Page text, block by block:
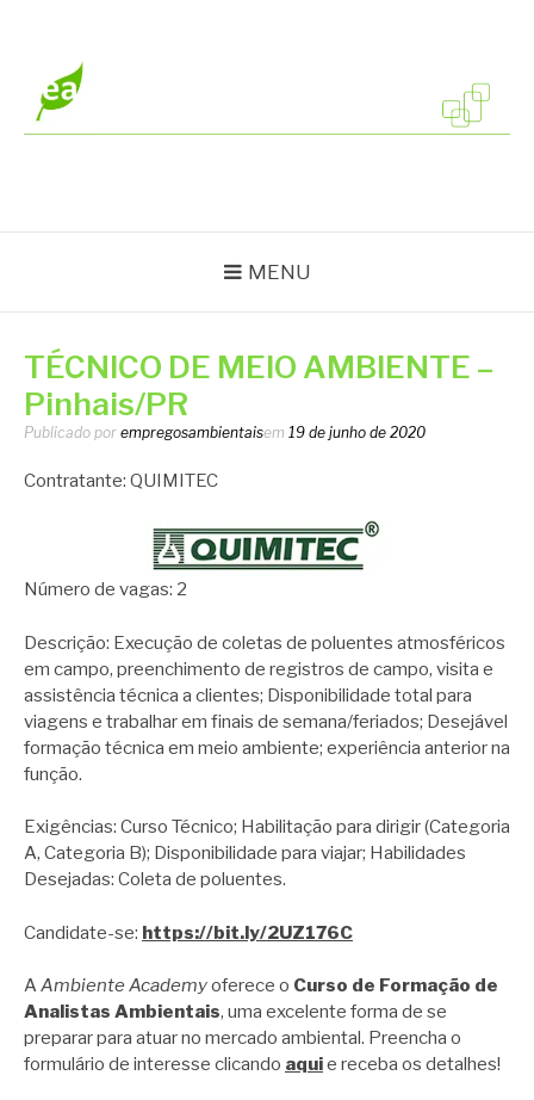
conteúdo
MENU
TÉCNICO DE MEIO AMBIENTE –
Pinhais/PR
Publicado por empregosambientaisem 19 de junho de 2020
Contratante: QUIMITEC
Número de vagas: 2
Descrição: Execução de coletas de poluentes atmosféricos
em campo, preenchimento de registros de campo, visita e
assistência técnica a clientes; Disponibilidade total para
viagens e trabalhar em finais de semana/feriados; Desejável
formação técnica em meio ambiente; experiência anterior na
função.
Exigências: Curso Técnico; Habilitação para dirigir (Categoria
A, Categoria B); Disponibilidade para viajar; Habilidades
Desejadas: Coleta de poluentes.
Candidate-se: https://bit.ly/2UZ176C
AAmbiente Academyoferece o Curso de Formação de
Analistas Ambientais, uma excelente forma de se
preparar para atuar no mercado ambiental. Preencha o
formulário de interesse clicando aquie receba os detalhes!